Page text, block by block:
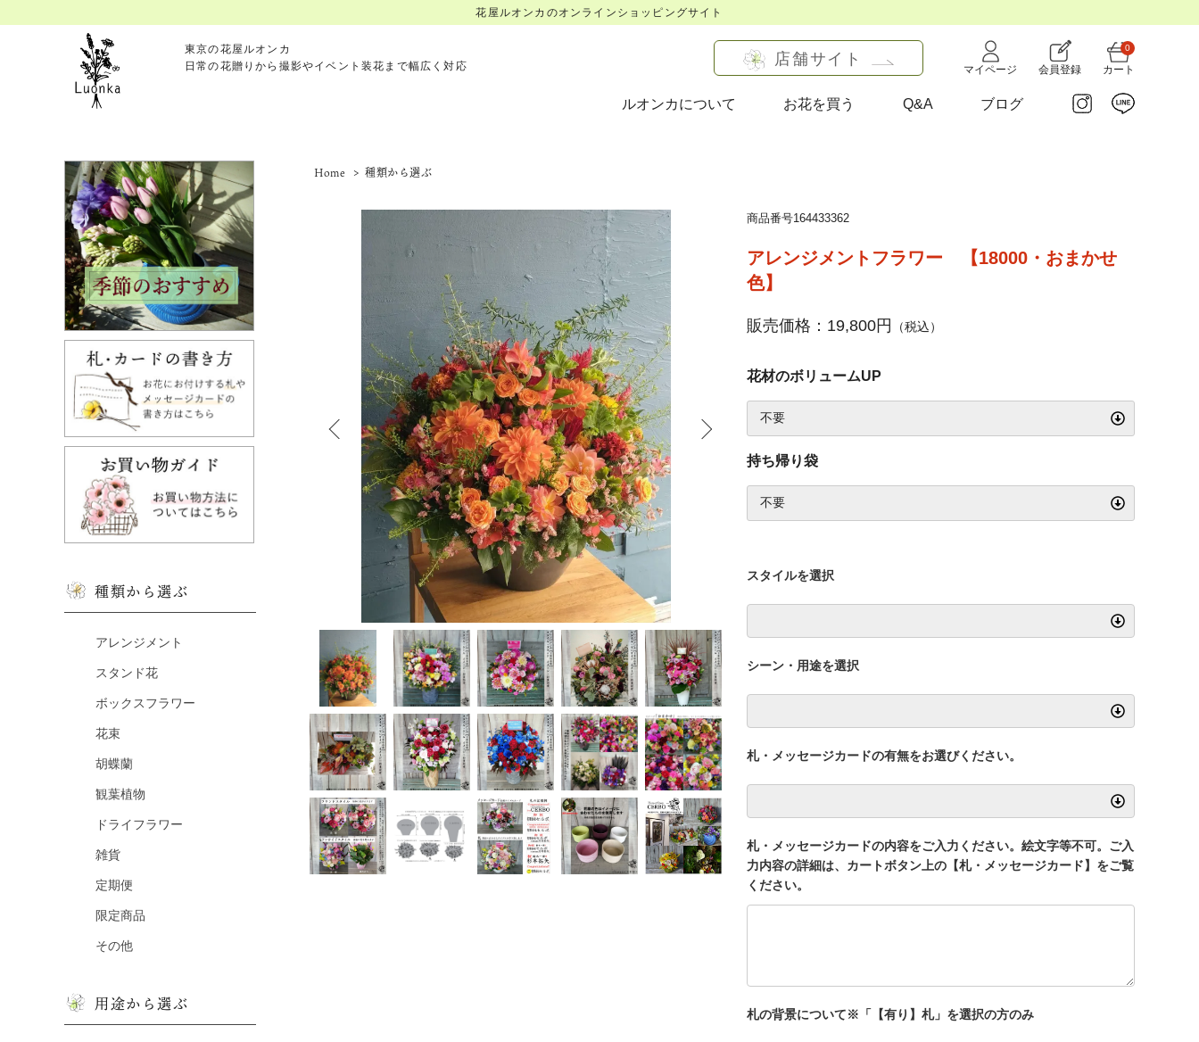
花屋ルオンカのオンラインショッピングサイト
東京の花屋ルオンカ
日常の花贈りから撮影やイベント装花まで幅広く対応
店舗サイト
マイページ 会員登録
0
カート
ルオンカについて お花を買う Q&A ブログ
種類から選ぶ
アレンジメント
スタンド花
ボックスフラワー
花束
胡蝶蘭
観葉植物
ドライフラワー
雑貨
定期便
限定商品
その他
用途から選ぶ
Home > 種類から選ぶ
商品番号164433362
アレンジメントフラワー 【18000・おまかせ
色】
販売価格：19,800円 （税込）
花材のボリュームUP
持ち帰り袋
スタイルを選択
シーン・用途を選択
札・メッセージカードの有無をお選びください。
札・メッセージカードの内容をご入力ください。絵文字等不可。ご入
力内容の詳細は、カートボタン上の【札・メッセージカード】をご覧
ください。
札の背景について※「【有り】札」を選択の方のみ